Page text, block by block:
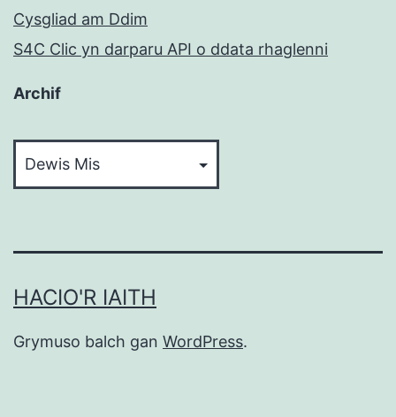
Cysgliad am Ddim
S4C Clic yn darparu API o ddata rhaglenni
Archif
HACIO'R IAITH
Grymuso balch gan WordPress.